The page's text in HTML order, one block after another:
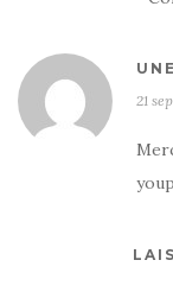
21